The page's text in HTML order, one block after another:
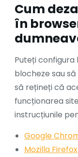
Cum
în
Puteți
blocheze sau
să rețineți că
funcționarea
instrucțiunile
Google
Mozilla Firefox